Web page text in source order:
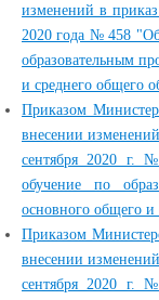
изменений в
2020 года № 458
образовательным
и среднего общего
Приказом
внесении
сентября 2020 г.
обучение по
основного общего и
Приказом
внесении
сентября 2020 г.